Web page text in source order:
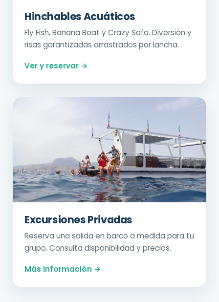
Hinchables Acuáticos
Fly Fish, Banana Boat y Crazy Sofa. Diversión y
risas garantizadas arrastrados por lancha.
Ver y reservar →
Excursiones Privadas
Reserva una salida en barco a medida para tu
grupo. Consulta disponibilidad y precios.
Más información →